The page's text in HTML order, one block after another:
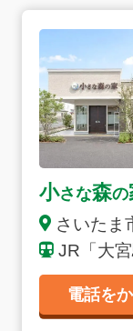
分)/越ヶ谷(東武
徒歩9分)/南越谷
日一組貸切で
(さいたま市)内
葬・家族葬・
が運営する公
用します。火
たま市に住民
7,000円 大宮
病院や施設か
ます。24時間
っておりますの
小さな森の
さいたま
JR「大
電話を